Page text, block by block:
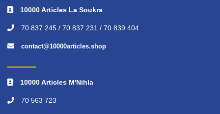
10000 Articles La Soukra
70 837 245 / 70 837 231 / 70 839 404
contact@10000articles.shop
10000 Articles M'Nihla
70 563 723